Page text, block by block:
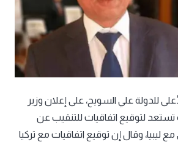
للدولة علي السويح، على إعلان وزير
تستعد لتوقيع اتفاقيات للتنقيب عن
ليبيا، وقال إن توقيع اتفاقيات مع تركيا